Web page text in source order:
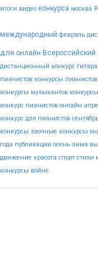
итоги видео конкурса москва
международный февраль
для онлайн Всероссийский
дистанционный конкурс гитара
пианистов конкурсы пианистов
конкурсы музыкантов
конкурс пианистов онлайн
конкурс для пианистов
конкурсы заочные конкурсы
года публикации осень зима
движение красота спорт стихи
конкурсы войне